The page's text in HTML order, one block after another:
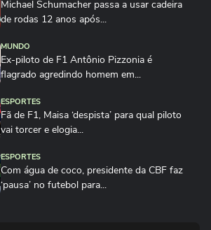
Michael Schumacher passa a usar cadeira
de rodas 12 anos após...
MUNDO
Ex-piloto de F1 Antônio Pizzonia é
flagrado agredindo homem em...
ESPORTES
Fã de F1, Maisa ‘despista’ para qual piloto
vai torcer e elogia...
ESPORTES
Com água de coco, presidente da CBF faz
‘pausa’ no futebol para...